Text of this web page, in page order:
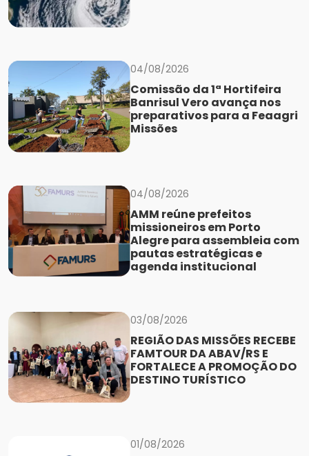
04/08/2026
Comissão da 1ª Hortifeira
Banrisul Vero avança nos
preparativos para a Feaagri
Missões
04/08/2026
AMM reúne prefeitos
missioneiros em Porto
Alegre para assembleia com
pautas estratégicas e
agenda institucional
03/08/2026
REGIÃO DAS MISSÕES RECEBE
FAMTOUR DA ABAV/RS E
FORTALECE A PROMOÇÃO DO
DESTINO TURÍSTICO
01/08/2026